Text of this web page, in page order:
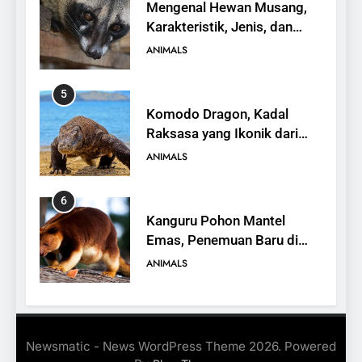
Mengenal Hewan Musang,
Karakteristik, Jenis, dan
Peran dalam Ekosistem
ANIMALS
5
Komodo Dragon, Kadal
Raksasa yang Ikonik dari
Indonesia
ANIMALS
6
Kanguru Pohon Mantel
Emas, Penemuan Baru di
Dunia Satwa
ANIMALS
7
Cantang, Budidaya,
Newsmatic - News WordPress Theme 2026. Powered